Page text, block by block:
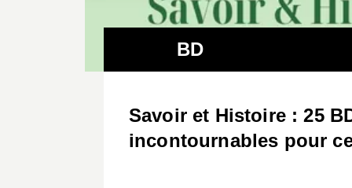
BD
Savoir et Histoire : 25
incontournables pour